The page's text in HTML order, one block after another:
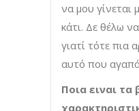
να μου γίνεται
κάτι. Δε θέλω
γιατί τότε πια
αυτό που
Ποια ειναι τα